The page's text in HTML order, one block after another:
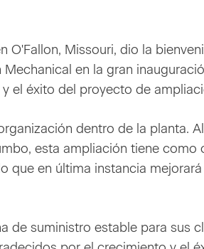
O'Fallon, Missouri, dio la
en la gran
el éxito del proyecto de
dentro de la planta.
esta ampliación tiene como
que en última instancia mejorará
de suministro estable para sus